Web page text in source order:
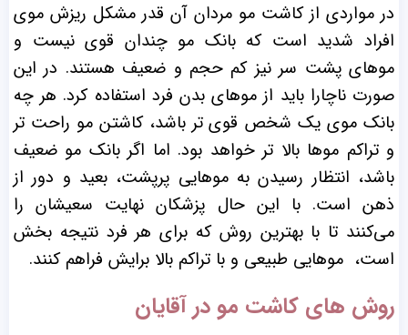
در مواردی از کاشت مو مردان آن قدر مشکل ریزش موی
افراد شدید است که بانک مو چندان قوی نیست و
موهای پشت سر نیز کم ‌حجم و ضعیف هستند. در این
صورت ناچارا باید از موهای بدن فرد استفاده کرد. هر چه
بانک موی یک شخص قوی ‌تر باشد، کاشتن مو راحت ‌تر
و تراکم موها بالا تر خواهد بود. اما اگر بانک مو ضعیف
باشد، انتظار رسیدن به مو‌هایی پر‌پشت، بعید و دور از
ذهن است. با این حال پزشکان نهایت سعیشان را
می‌کنند تا با بهترین روش که برای هر فرد نتیجه ‌بخش
است، موهایی طبیعی و با ‌تراکم بالا برایش فراهم کنند.
روش های کاشت مو در آقایان